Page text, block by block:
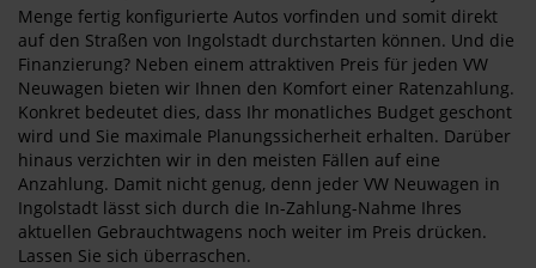
Menge fertig konfigurierte Autos vorfinden und somit direkt
auf den Straßen von Ingolstadt durchstarten können. Und die
Finanzierung? Neben einem attraktiven Preis für jeden VW
Neuwagen bieten wir Ihnen den Komfort einer Ratenzahlung.
Konkret bedeutet dies, dass Ihr monatliches Budget geschont
wird und Sie maximale Planungssicherheit erhalten. Darüber
hinaus verzichten wir in den meisten Fällen auf eine
Anzahlung. Damit nicht genug, denn jeder VW Neuwagen in
Ingolstadt lässt sich durch die In-Zahlung-Nahme Ihres
aktuellen Gebrauchtwagens noch weiter im Preis drücken.
Lassen Sie sich überraschen.